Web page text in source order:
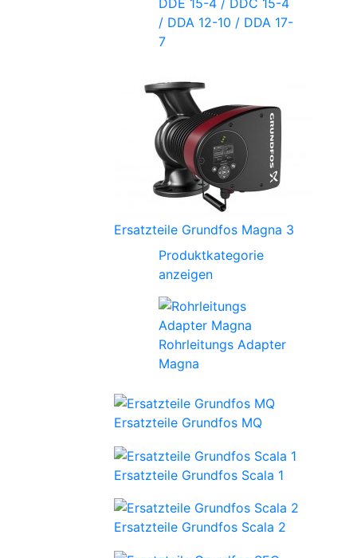
DDE 15-4 / DDC 15-4
/ DDA 12-10 / DDA 17-
7
Ersatzteile Grundfos Magna 3
Produktkategorie
anzeigen
Rohrleitungs Adapter
Magna
Ersatzteile Grundfos MQ
Ersatzteile Grundfos Scala 1
Ersatzteile Grundfos Scala 2